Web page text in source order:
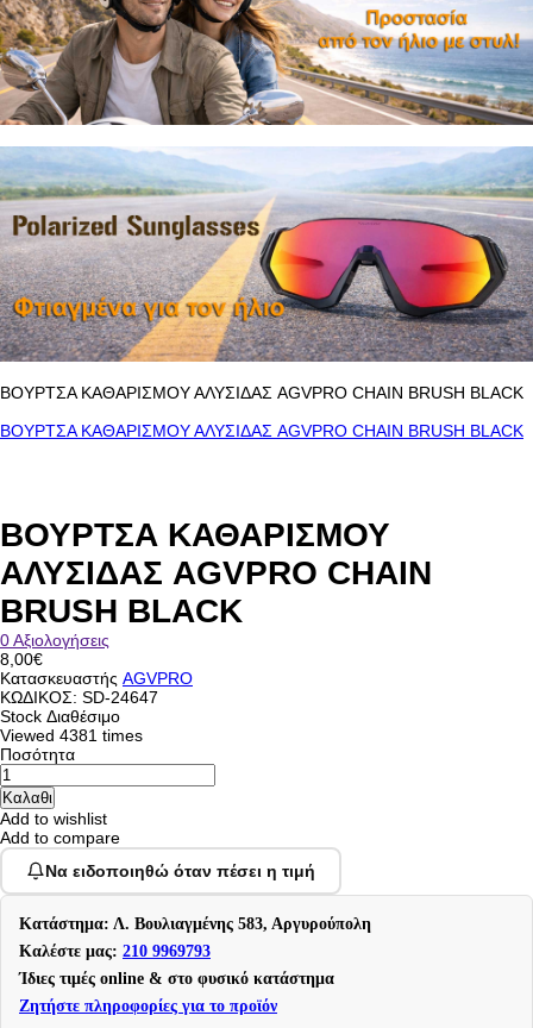
ΒΟΥΡΤΣΑ ΚΑΘΑΡΙΣΜΟΥ ΑΛΥΣΙΔΑΣ AGVPRO CHAIN BRUSH BLACK
ΒΟΥΡΤΣΑ ΚΑΘΑΡΙΣΜΟΥ ΑΛΥΣΙΔΑΣ AGVPRO CHAIN BRUSH BLACK
ΒΟΥΡΤΣΑ ΚΑΘΑΡΙΣΜΟΥ
ΑΛΥΣΙΔΑΣ AGVPRO CHAIN
BRUSH BLACK
0 Αξιολογήσεις
8,00€
Κατασκευαστής AGVPRO
ΚΩΔΙΚΟΣ: SD-24647
Stock Διαθέσιμο
Viewed 4381 times
Ποσότητα
Add to wishlist
Add to compare
Να ειδοποιηθώ όταν πέσει η τιμή
Κατάστημα: Λ. Βουλιαγμένης 583, Αργυρούπολη
Καλέστε μας: 210 9969793
Ίδιες τιμές online & στο φυσικό κατάστημα
Ζητήστε πληροφορίες για το προϊόν